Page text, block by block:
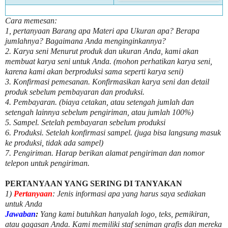
Cara memesan:
1, pertanyaan Barang apa Materi apa Ukuran apa? Berapa
jumlahnya? Bagaimana Anda menginginkannya?
2. Karya seni Menurut produk dan ukuran Anda, kami akan
membuat karya seni untuk Anda. (mohon perhatikan karya seni,
karena kami akan berproduksi sama seperti karya seni)
3. Konfirmasi pemesanan. Konfirmasikan karya seni dan detail
produk sebelum pembayaran dan produksi.
4. Pembayaran. (biaya cetakan, atau setengah jumlah dan
setengah lainnya sebelum pengiriman, atau jumlah 100%)
5. Sampel. Setelah pembayaran sebelum produksi
6. Produksi. Setelah konfirmasi sampel. (juga bisa langsung masuk
ke produksi, tidak ada sampel)
7. Pengiriman. Harap berikan alamat pengiriman dan nomor
telepon untuk pengiriman.
PERTANYAAN YANG SERING DI TANYAKAN
1) Pertanyaan: Jenis informasi apa yang harus saya sediakan
untuk Anda
Jawaban: Yang kami butuhkan hanyalah logo, teks, pemikiran,
atau gagasan Anda. Kami memiliki staf seniman grafis dan mereka